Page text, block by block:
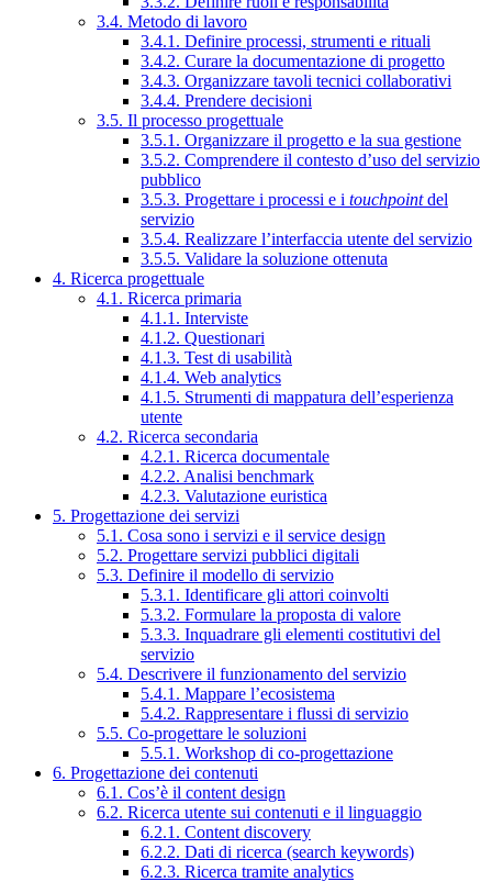
3.4. Metodo di lavoro
3.4.1. Definire processi, strumenti e rituali
3.4.2. Curare la documentazione di progetto
3.4.3. Organizzare tavoli tecnici collaborativi
3.4.4. Prendere decisioni
3.5. Il processo progettuale
3.5.1. Organizzare il progetto e la sua gestione
3.5.2. Comprendere il contesto d’uso del servizio
pubblico
3.5.3. Progettare i processi e i touchpointdel
servizio
3.5.4. Realizzare l’interfaccia utente del servizio
3.5.5. Validare la soluzione ottenuta
4. Ricerca progettuale
4.1. Ricerca primaria
4.1.1. Interviste
4.1.2. Questionari
4.1.3. Test di usabilità
4.1.4. Web analytics
4.1.5. Strumenti di mappatura dell’esperienza
utente
4.2. Ricerca secondaria
4.2.1. Ricerca documentale
4.2.2. Analisi benchmark
4.2.3. Valutazione euristica
5. Progettazione dei servizi
5.1. Cosa sono i servizi e il service design
5.2. Progettare servizi pubblici digitali
5.3. Definire il modello di servizio
5.3.1. Identificare gli attori coinvolti
5.3.2. Formulare la proposta di valore
5.3.3. Inquadrare gli elementi costitutivi del
servizio
5.4. Descrivere il funzionamento del servizio
5.4.1. Mappare l’ecosistema
5.4.2. Rappresentare i flussi di servizio
5.5. Co-progettare le soluzioni
5.5.1. Workshop di co-progettazione
6. Progettazione dei contenuti
6.1. Cos’è il content design
6.2. Ricerca utente sui contenuti e il linguaggio
6.2.1. Content discovery
6.2.2. Dati di ricerca (search keywords)
6.2.3. Ricerca tramite analytics